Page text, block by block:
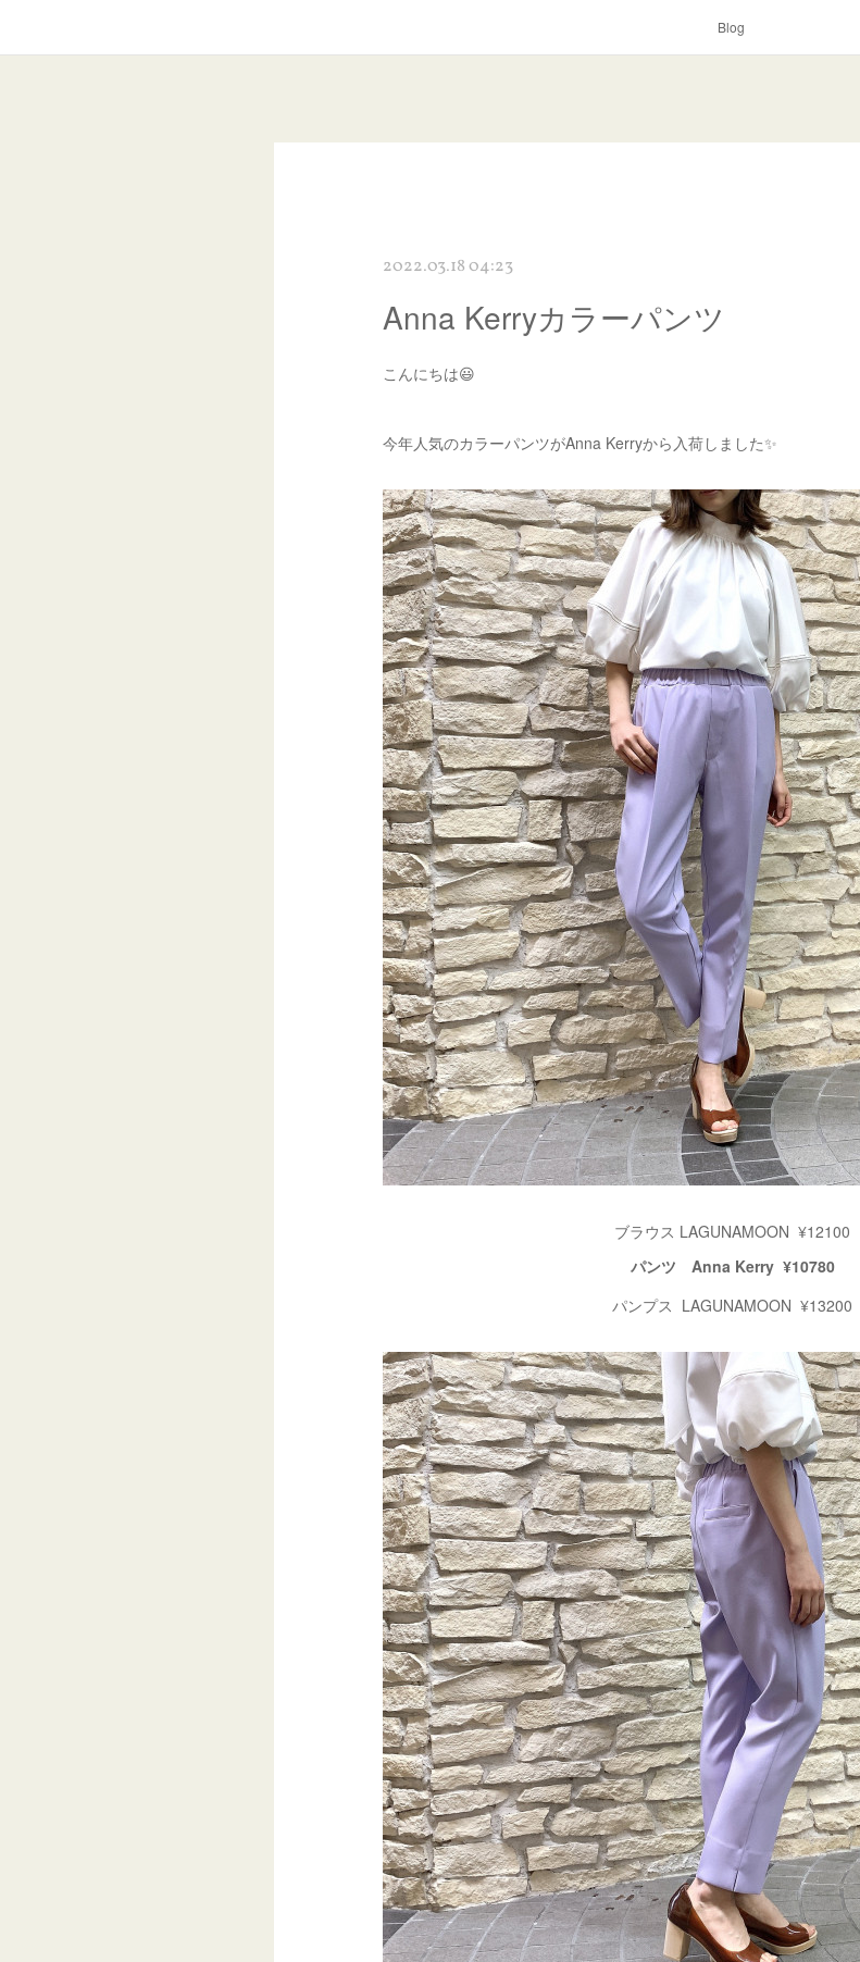
Blog
2022.03.18 04:23
Anna Kerryカラーパンツ
こんにちは😃
今年人気のカラーパンツがAnna Kerryから入荷しました✨
ブラウス LAGUNAMOON ¥12100
パンツ Anna Kerry ¥10780
パンプス LAGUNAMOON ¥13200